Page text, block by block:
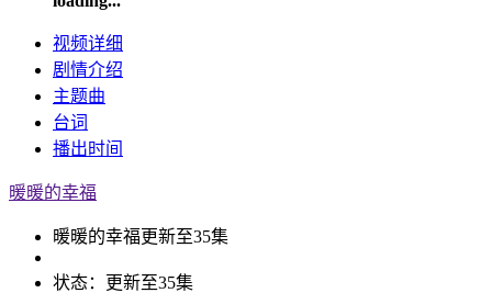
视频详细
剧情介绍
主题曲
台词
播出时间
暖暖的幸福
暖暖的幸福更新至35集
状态：
更新至35集